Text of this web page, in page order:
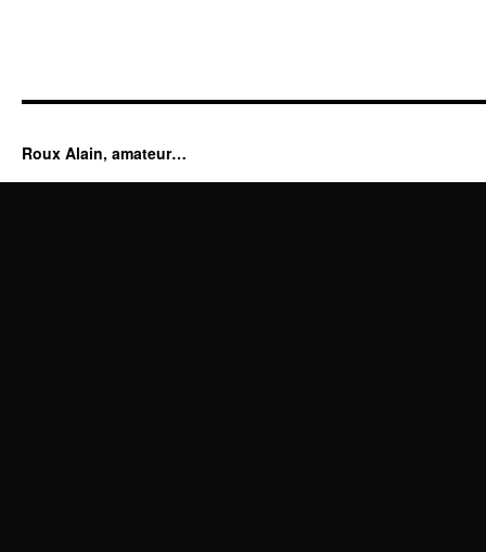
Roux Alain, amateur…